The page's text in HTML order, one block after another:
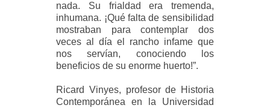
nada. Su frialdad era tremenda,
inhumana. ¡Qué falta de sensibilidad
mostraban para contemplar dos
veces al día el rancho infame que
nos servían, conociendo los
beneficios de su enorme huerto!”.
Ricard Vinyes, profesor de Historia
Contemporánea en la Universidad